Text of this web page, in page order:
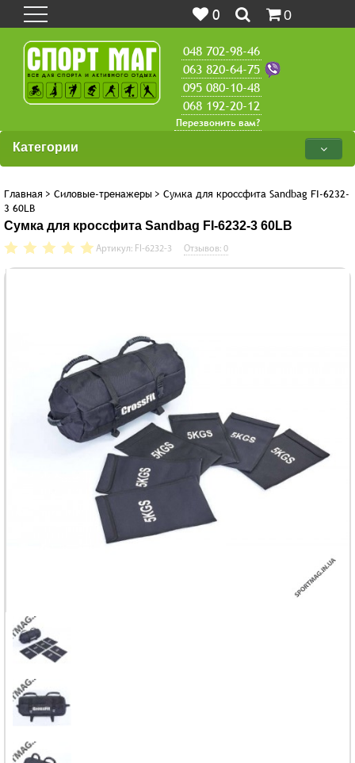
0 0
048 702-98-46
063 820-64-75
095 080-10-48
068 192-20-12
Перезвонить вам?
Категории
Главная > Силовые-тренажеры > Сумка для кроссфита Sandbag FI-6232-
3 60LB
Сумка для кроссфита Sandbag FI-6232-3 60LB
Артикул: FI-6232-3 Отзывов: 0